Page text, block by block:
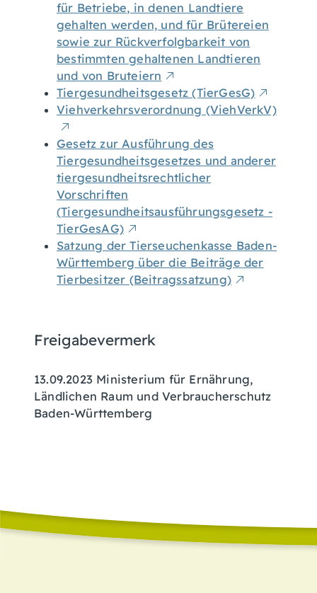
für Betriebe, in denen Landtiere
gehalten werden, und für Brütereien
sowie zur Rückverfolgbarkeit von
bestimmten gehaltenen Landtieren
und von Bruteiern
Tiergesundheitsgesetz (TierGesG)
Viehverkehrsverordnung (ViehVerkV)
Gesetz zur Ausführung des
Tiergesundheitsgesetzes und anderer
tiergesundheitsrechtlicher
Vorschriften
(Tiergesundheitsausführungsgesetz -
TierGesAG)
Satzung der Tierseuchenkasse Baden-
Württemberg über die Beiträge der
Tierbesitzer (Beitragssatzung)
Freigabevermerk
13.09.2023 Ministerium für Ernährung,
Ländlichen Raum und Verbraucherschutz
Baden-Württemberg